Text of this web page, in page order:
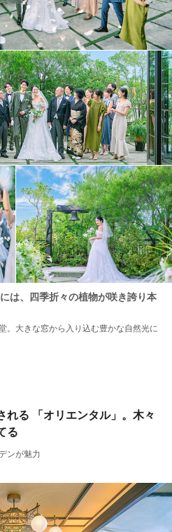
は、四季折々の植物が咲き誇り本
。大きな窓から入り込む豊かな自然光に
れる 「オリエンタル」。木々
る
ンが魅力